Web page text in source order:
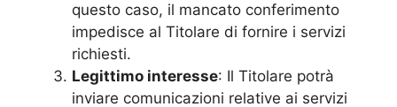
questo caso, il mancato conferimento
impedisce al Titolare di fornire i servizi
richiesti.
Legittimo interesse: Il Titolare potrà
inviare comunicazioni relative ai servizi